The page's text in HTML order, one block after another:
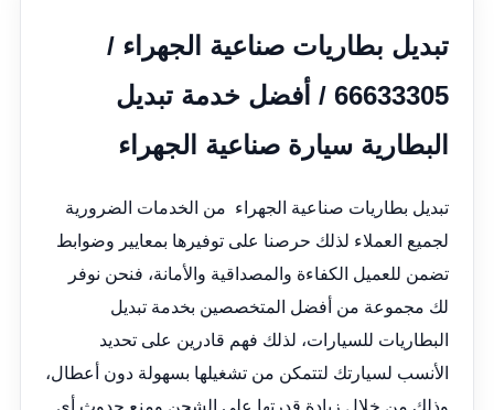
تبديل بطاريات صناعية الجهراء /
66633305 / أفضل خدمة تبديل
البطارية سيارة صناعية الجهراء
تبديل بطاريات صناعية الجهراء من الخدمات الضرورية
لجميع العملاء لذلك حرصنا على توفيرها بمعايير وضوابط
تضمن للعميل الكفاءة والمصداقية والأمانة، فنحن نوفر
لك مجموعة من أفضل المتخصصين بخدمة تبديل
البطاريات للسيارات، لذلك فهم قادرين على تحديد
الأنسب لسيارتك لتتمكن من تشغيلها بسهولة دون أعطال،
وذلك من خلال زيادة قدرتها على الشحن ومنع حدوث أي